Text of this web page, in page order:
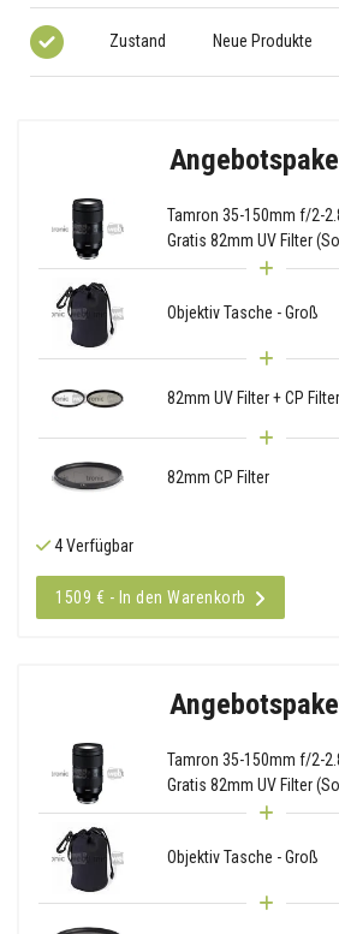
Zustand Neue Produkte
Tamron 35-150mm f/2-
Gratis 82mm UV Filter
Objektiv Tasche - Groß
82mm UV Filter + CP Filter
82mm CP Filter
4 Verfügbar
1509 € - In den Warenkorb
Tamron 35-150mm f/2-
Gratis 82mm UV Filter
Objektiv Tasche - Groß